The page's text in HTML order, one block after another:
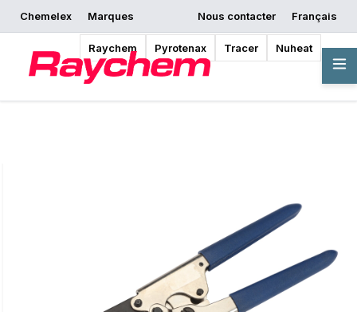
Chemelex Marques
Raychem Pyrotenax Tracer Nuheat
Nous contacter
Français
Demander un devis
Où acheter
Commencer la
Vue d'ensemble